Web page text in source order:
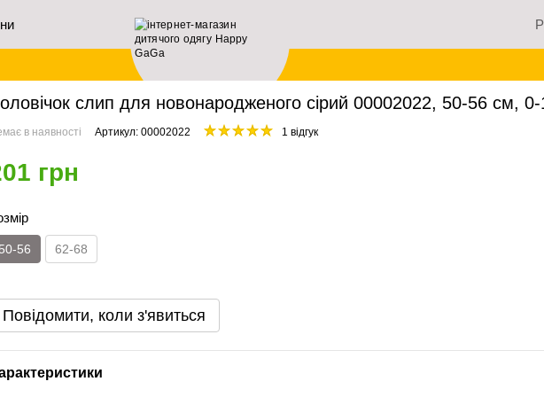
Чоловічок слип для новонародженого сірий 00002022, 50-56 см, 0-1 місяць
слип для новонародженого сірий 00002022, 50-56 см, 0-
в наявності Артикул: 00002022 1 відгук
грн
56 62-68
Повідомити, коли з'явиться